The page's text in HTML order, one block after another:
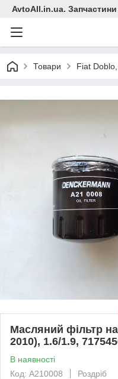
AvtoAll.in.ua. Запчастини
Товари Fiat
Масляний фільтр
2010), 1.6/1.9,
В наявності
Код: A210008
Роздріб